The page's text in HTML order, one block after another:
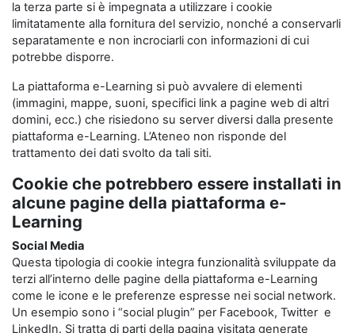
la terza parte si è impegnata a utilizzare i cookie
limitatamente alla fornitura del servizio, nonché a conservarli
separatamente e non incrociarli con informazioni di cui
potrebbe disporre.
La piattaforma e-Learning si può avvalere di elementi
(immagini, mappe, suoni, specifici link a pagine web di altri
domini, ecc.) che risiedono su server diversi dalla presente
piattaforma e-Learning. L’Ateneo non risponde del
trattamento dei dati svolto da tali siti.
Cookie che potrebbero essere installati in
alcune pagine della piattaforma e-
Learning
Social Media
Questa tipologia di cookie integra funzionalità sviluppate da
terzi all’interno delle pagine della piattaforma e-Learning
come le icone e le preferenze espresse nei social network.
Un esempio sono i “social plugin” per Facebook, Twitter e
LinkedIn. Si tratta di parti della pagina visitata generate